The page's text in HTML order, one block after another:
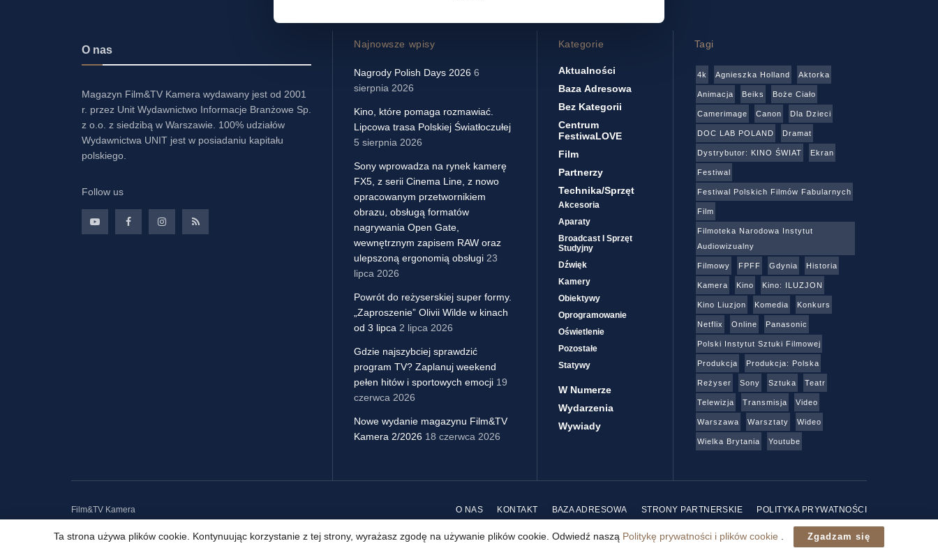
O nas
Magazyn Film&TV Kamera wydawany jest od 2001
r. przez Unit Wydawnictwo Informacje Branżowe Sp.
z o.o. z siedzibą w Warszawie. 100% udziałów
Wydawnictwa UNIT jest w posiadaniu kapitału
polskiego.
Follow us
Najnowsze wpisy
Nagrody Polish Days 2026 6
sierpnia 2026
Kino, które pomaga rozmawiać.
Lipcowa trasa Polskiej Światłoczułej
5 sierpnia 2026
Sony wprowadza na rynek kamerę
FX5, z serii Cinema Line, z nowo
opracowanym przetwornikiem
obrazu, obsługą formatów
nagrywania Open Gate,
wewnętrznym zapisem RAW oraz
ulepszoną ergonomią obsługi 23
lipca 2026
Powrót do reżyserskiej super formy.
„Zaproszenie” Olivii Wilde w kinach
od 3 lipca 2 lipca 2026
Gdzie najszybciej sprawdzić
program TV? Zaplanuj weekend
pełen hitów i sportowych emocji 19
czerwca 2026
Nowe wydanie magazynu Film&TV
Kamera 2/2026 18 czerwca 2026
Kategorie
Aktualności
Baza Adresowa
Bez Kategorii
Centrum
FestiwaLOVE
Film
Partnerzy
Technika/sprzęt
Akcesoria
Aparaty
Broadcast I Sprzęt
Studyjny
Dźwięk
Kamery
Obiektywy
Oprogramowanie
Oświetlenie
Pozostałe
Statywy
W Numerze
Wydarzenia
Wywiady
Tagi
4k Agnieszka Holland Aktorka
Animacja Beiks Boże Ciało
Camerimage Canon Dla Dzieci
DOC LAB POLAND Dramat
Dystrybutor: KINO ŚWIAT Ekran
Festiwal
Festiwal Polskich Filmów Fabularnych
Film
Filmoteka Narodowa Instytut
Audiowizualny
Filmowy FPFF Gdynia Historia
Kamera Kino Kino: ILUZJON
Kino Liuzjon Komedia Konkurs
Netflix Online Panasonic
Polski Instytut Sztuki Filmowej
Produkcja Produkcja: Polska
Reżyser Sony Sztuka Teatr
Telewizja Transmisja Video
Warszawa Warsztaty Wideo
Wielka Brytania Youtube
O NAS KONTAKT BAZA ADRESOWA STRONY PARTNERSKIE POLITYKA PRYWATNOŚCI
Film&TV Kamera
Ta strona używa plików cookie. Kontynuując korzystanie z tej strony, wyrażasz zgodę na używanie plików cookie. Odwiedź naszą Politykę prywatności i plików cookie Zgadzam się